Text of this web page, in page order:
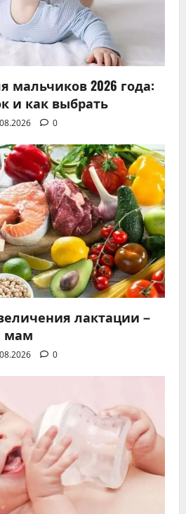
мальчиков 2026 года:
и как выбрать
0
лактации –
мам
0